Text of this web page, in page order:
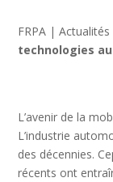
FRPA |Actualités
technologies
L’avenir de la
L’industrie
des décennies.
récents ont